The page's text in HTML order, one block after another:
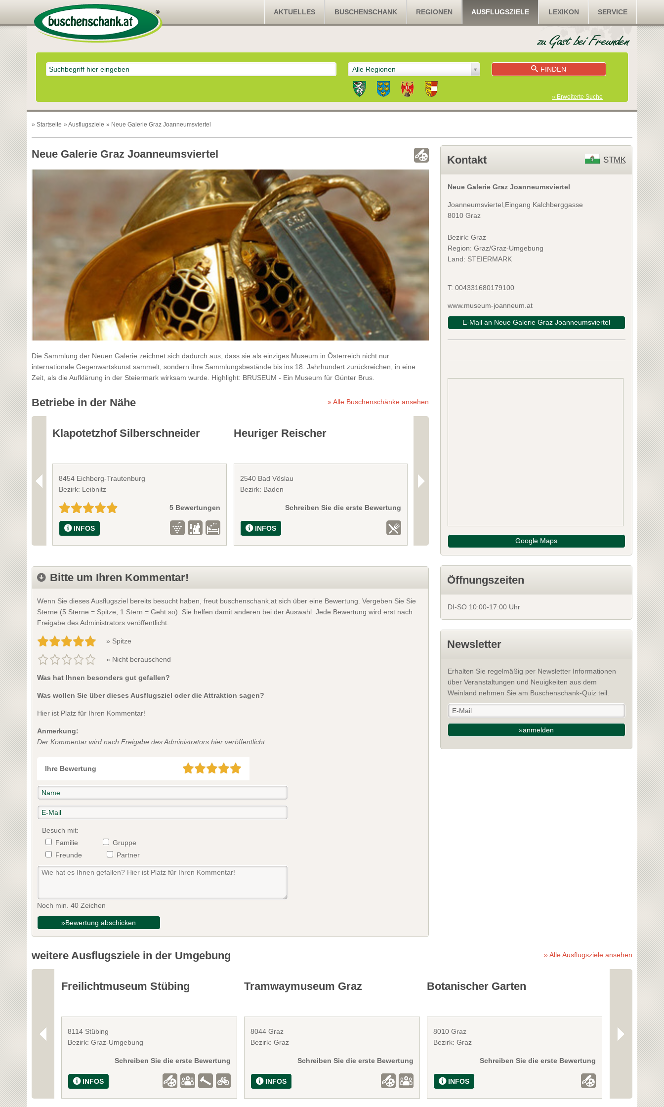
AKTUELLES BUSCHENSCHANK REGIONEN AUSFLUGSZIELE LEXIKON SERVICE
Alle Regionen FINDEN
» Erweiterte Suche
» Startseite » Ausflugsziele » Neue Galerie Graz Joanneumsviertel
Neue Galerie Graz Joanneumsviertel
Die Sammlung der Neuen Galerie zeichnet sich dadurch aus, dass sie als einziges Museum in Österreich nicht nur
internationale Gegenwartskunst sammelt, sondern ihre Sammlungsbestände bis ins 18. Jahrhundert zurückreichen, in eine
Zeit, als die Aufklärung in der Steiermark wirksam wurde. Highlight: BRUSEUM - Ein Museum für Günter Brus.
Betriebe in der Nähe » Alle Buschenschänke ansehen
Klapotetzhof Silberschneider
8454 Eichberg-Trautenburg
Bezirk: Leibnitz
5 Bewertungen
INFOS
Heuriger Reischer
2540 Bad Vöslau
Bezirk: Baden
Schreiben Sie die erste Bewertung
INFOS
8462 Gamlitz
INFOS
Heuriger
Waldschütz
3491 Obernholz
Bezirk: Krems
INFOS
Bitte um Ihren Kommentar!
Wenn Sie dieses Ausflugsziel bereits besucht haben, freut buschenschank.at sich über eine Bewertung. Vergeben Sie Sie
Sterne (5 Sterne = Spitze, 1 Stern = Geht so). Sie helfen damit anderen bei der Auswahl. Jede Bewertung wird erst nach
Freigabe des Administrators veröffentlicht.
» Spitze
» Nicht berauschend
Was hat Ihnen besonders gut gefallen?
Was wollen Sie über dieses Ausflugsziel oder die Attraktion sagen?
Hier ist Platz für Ihren Kommentar!
Anmerkung:
Der Kommentar wird nach Freigabe des Administrators hier veröffentlicht.
Ihre Bewertung
Besuch mit:
Familie
Gruppe
Freunde
Partner
Noch min. 40 Zeichen
»Bewertung abschicken
Kontakt STMK
Neue Galerie Graz Joanneumsviertel
Joanneumsviertel,Eingang Kalchberggasse
8010 Graz
Bezirk: Graz
Region: Graz/Graz-Umgebung
Land: STEIERMARK
T: 004331680179100
www.museum-joanneum.at
E-Mail an Neue Galerie Graz Joanneumsviertel
Google Maps
Öffnungszeiten
DI-SO 10:00-17:00 Uhr
Newsletter
Erhalten Sie regelmäßig per Newsletter Informationen
über Veranstaltungen und Neuigkeiten aus dem
Weinland nehmen Sie am Buschenschank-Quiz teil.
»anmelden
weitere Ausflugsziele in der Umgebung » Alle Ausflugsziele ansehen
Freilichtmuseum Stübing
8114 Stübing
Bezirk: Graz-Umgebung
Schreiben Sie die erste Bewertung
INFOS
Tramwaymuseum Graz
8044 Graz
Bezirk: Graz
Schreiben Sie die erste Bewertung
INFOS
Botanischer Garten
8010 Graz
Bezirk: Graz
Schreiben Sie die erste Bewertung
INFOS
Golfclub
8077 Graz-
Bezirk: Graz
INFOS